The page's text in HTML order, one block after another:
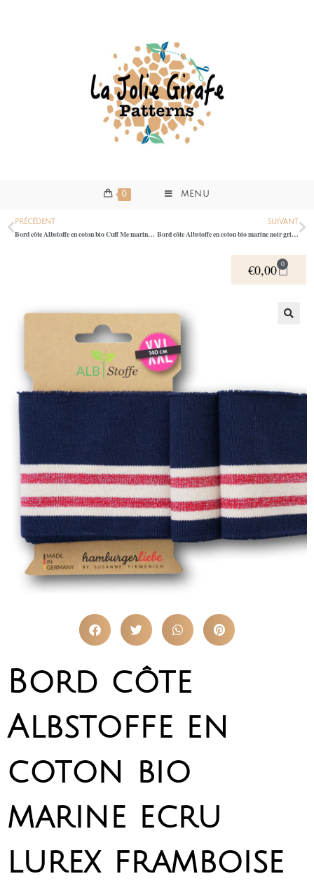
0 MENU
PRÉCÉDENT
Bord côte Albstoffe en coton bio Cuff Me marine bleu roi ecru 0395
SUIVANT
Bord côte Albstoffe en coton bio marine noir gris ecru 0395
€0,00 0
Bord côte
Albstoffe en
coton bio
marine ecru
lurex framboise